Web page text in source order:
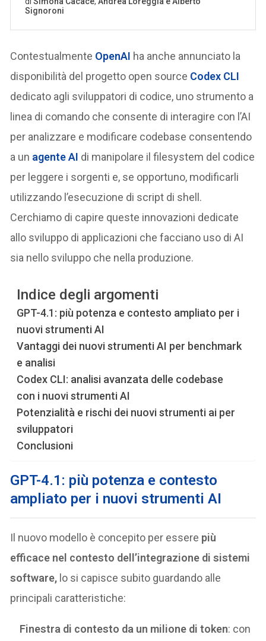
Contestualmente OpenAI ha anche annunciato la
disponibilità del progetto open source Codex CLI
dedicato agli sviluppatori di codice, uno strumento a
linea di comando che consente di interagire con l’AI
per analizzare e modificare codebase consentendo
a un agente AI di manipolare il filesystem del codice
per leggere i sorgenti e, se opportuno, modificarli
utilizzando l’esecuzione di script di shell.
Cerchiamo di capire queste innovazioni dedicate
allo sviluppo di applicazioni che facciano uso di AI
sia nello sviluppo che nella produzione.
Indice degli argomenti
GPT-4.1: più potenza e contesto ampliato per i
nuovi strumenti AI
Vantaggi dei nuovi strumenti AI per benchmark
e analisi
Codex CLI: analisi avanzata delle codebase
con i nuovi strumenti AI
Potenzialità e rischi dei nuovi strumenti ai per
sviluppatori
Conclusioni
GPT-4.1 : più potenza e contesto
ampliato per i nuovi strumentiAI
Il nuovo modello è concepito per essere più
efficace nel contesto dell’integrazione di sistemi
software, lo si capisce subito guardando alle
principali caratteristiche:
Finestra di contesto da un milione di token: con